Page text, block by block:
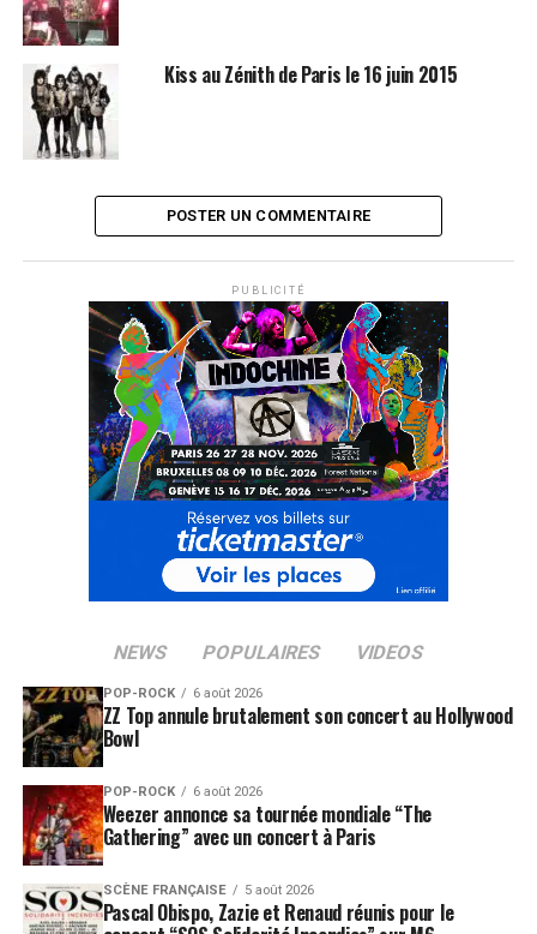
Kiss au Zénith de Paris le 16 juin 2015
POSTER UN COMMENTAIRE
PUBLICITÉ
NEWS POPULAIRES VIDEOS
POP-ROCK 6 août 2026
ZZ Top annule brutalement son concert au Hollywood
Bowl
POP-ROCK 6 août 2026
Weezer annonce sa tournée mondiale “The
Gathering” avec un concert à Paris
SCÈNE FRANÇAISE 5 août 2026
Pascal Obispo, Zazie et Renaud réunis pour le